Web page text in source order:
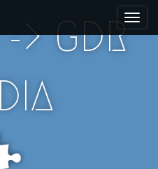
> GDR